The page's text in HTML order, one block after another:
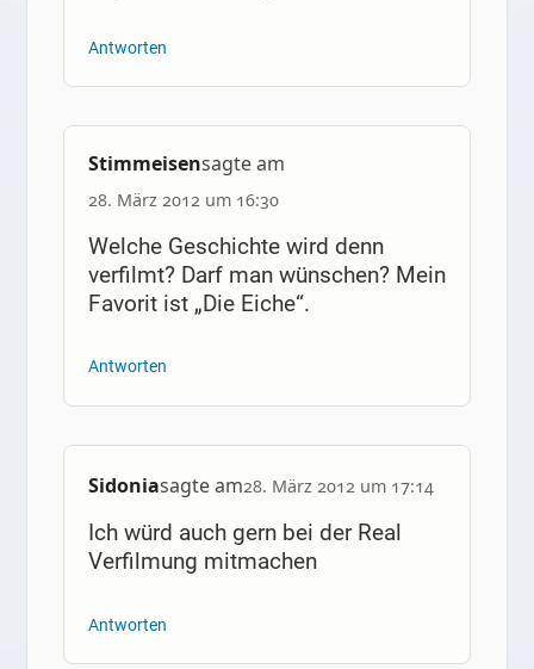
Antworten
Stimmeisensagte am
28. März 2012 um 16:30
Welche Geschichte wird denn
verfilmt? Darf man wünschen? Mein
Favorit ist „Die Eiche“.
Antworten
Sidoniasagte am28. März 2012 um 17:14
Ich würd auch gern bei der Real
Verfilmung mitmachen
Antworten